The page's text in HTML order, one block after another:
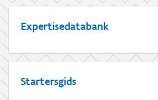
Expertisedatabank
Startersgids